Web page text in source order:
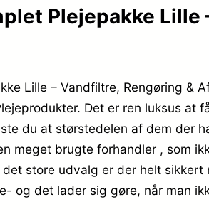
Plejepakke
Lille – Vandfiltre, Rengøring &
Det er ren luksus at
du at størstedelen af dem der
meget brugte forhandler , som
store udvalg er der helt
og det lader sig gøre, når man